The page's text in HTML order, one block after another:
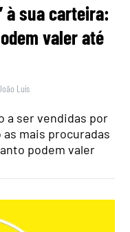
à sua carteira:
valer até
Luís
a ser vendidas por
mais procuradas
podem valer